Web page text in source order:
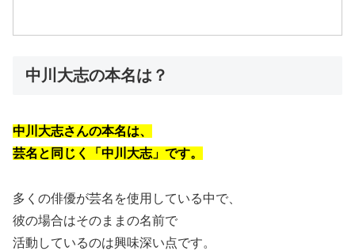
中川大志の本名は？
中川大志さんの本名は、
芸名と同じく「中川大志」です。
多くの俳優が芸名を使用している中で、
彼の場合はそのままの名前で
活動しているのは興味深い点です。